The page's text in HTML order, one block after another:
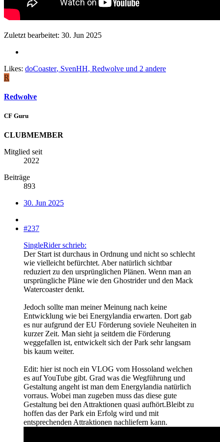
Zuletzt bearbeitet: 30. Jun 2025
Likes: doCoaster, SvenHH, Redwolve und 2 andere
R
Redwolve
CF Guru
CLUBMEMBER
Mitglied seit
2022
Beiträge
893
30. Jun 2025
#237
SingleRider schrieb:
Der Start ist durchaus in Ordnung und nicht so schlecht
wie vielleicht befürchtet. Aber natürlich sichtbar
reduziert zu den ursprünglichen Plänen. Wenn man an
ursprüngliche Pläne wie den Ghostrider und den Mack
Watercoaster denkt.
Jedoch sollte man meiner Meinung nach keine
Entwicklung wie bei Energylandia erwarten. Dort gab
es nur aufgrund der EU Förderung soviele Neuheiten in
kurzer Zeit. Man sieht ja seitdem die Förderung
weggefallen ist, entwickelt sich der Park sehr langsam
bis kaum weiter.
Edit: hier ist noch ein VLOG vom Hossoland welchen
es auf YouTube gibt. Grad was die Wegführung und
Gestaltung angeht ist man dem Energylandia natürlich
vorraus. Wobei man zugeben muss das diese gute
Gestaltung bei den Attraktionen quasi aufhört.Bleibt zu
hoffen das der Park ein Erfolg wird und mit
entsprechenden Attraktionen nachliefern kann.